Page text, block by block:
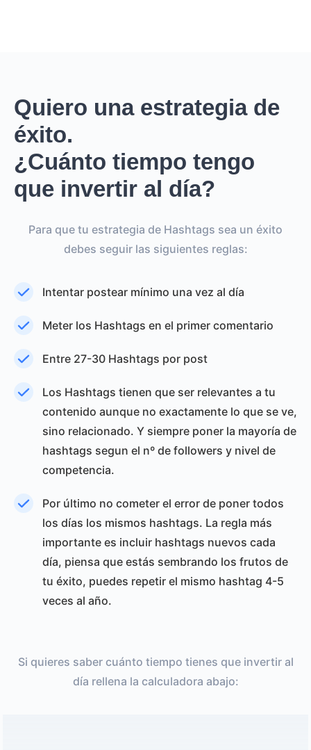
Quiero una estrategia de
éxito.
¿Cuánto tiempo tengo
que invertir al día?
Para que tu estrategia de Hashtags sea un éxito
debes seguir las siguientes reglas:
Intentar postear mínimo una vez al día
Meter los Hashtags en el primer comentario
Entre 27-30 Hashtags por post
Los Hashtags tienen que ser relevantes a tu
contenido aunque no exactamente lo que se ve,
sino relacionado. Y siempre poner la mayoría de
hashtags segun el nº de followers y nivel de
competencia.
Por último no cometer el error de poner todos
los días los mismos hashtags. La regla más
importante es incluir hashtags nuevos cada
día, piensa que estás sembrando los frutos de
tu éxito, puedes repetir el mismo hashtag 4-5
veces al año.
Si quieres saber cuánto tiempo tienes que invertir al
día rellena la calculadora abajo: